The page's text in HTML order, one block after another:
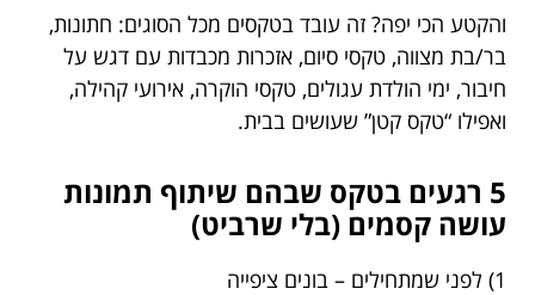
והקטע הכי יפה? זה עובד בטקסים מכל הסוגים: חתונות,
בר/בת מצווה, טקסי סיום, אזכרות מכבדות עם דגש על
חיבור, ימי הולדת עגולים, טקסי הוקרה, אירועי קהילה,
ואפילו “טקס קטן” שעושים בבית.
5 רגעים בטקס שבהם שיתוף תמונות
עושה קסמים (בלי שרביט)
1) לפני שמתחילים – בונים ציפייה